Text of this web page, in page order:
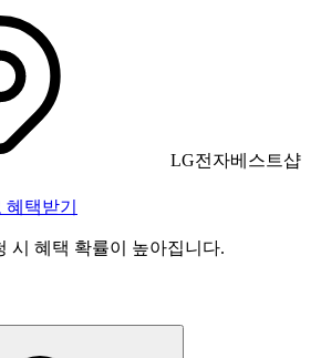
LG전자베스트샵
택받기
시 혜택 확률이 높아집니다.